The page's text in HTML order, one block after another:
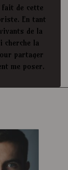
de cette
En tant
de la
cherche la
partager
me poser.